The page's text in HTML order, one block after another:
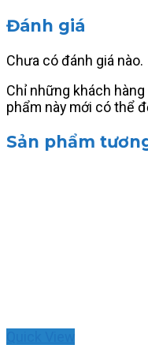
Đánh giá
Chưa có đánh giá nào.
Chỉ những khách
phẩm này mới có thể
Sản phẩm